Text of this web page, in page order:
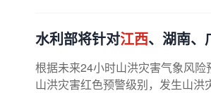
水利部将针对江西、湖南
根据未来24小时山洪灾害气象风
山洪灾害红色预警级别，发生山洪